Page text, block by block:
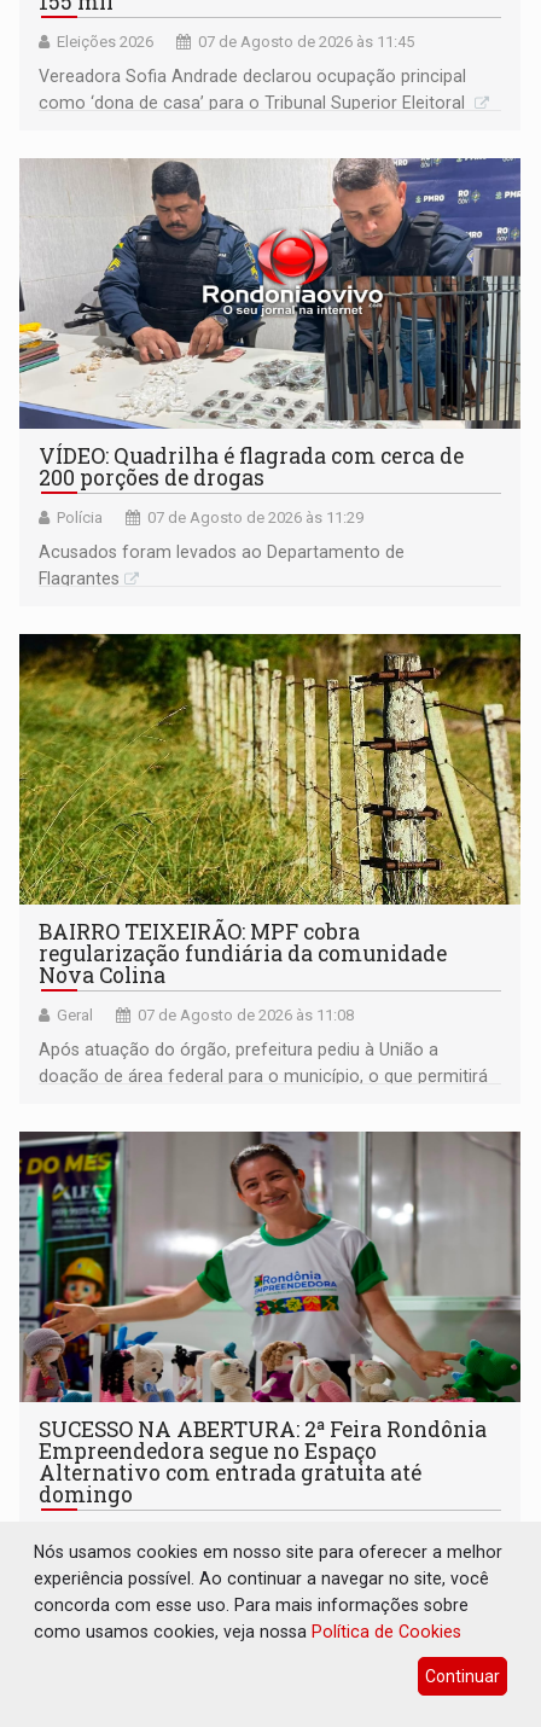
Eleições 2026 07 de Agosto de 2026 às 11:45
Vereadora Sofia Andrade declarou ocupação principal
como ‘dona de casa’ para o Tribunal Superior Eleitoral
VÍDEO: Quadrilha é flagrada com cerca de
200 porções de drogas
Polícia 07 de Agosto de 2026 às 11:29
Acusados foram levados ao Departamento de
Flagrantes
BAIRRO TEIXEIRÃO: MPF cobra
regularização fundiária da comunidade
Nova Colina
Geral 07 de Agosto de 2026 às 11:08
Após atuação do órgão, prefeitura pediu à União a
doação de área federal para o município, o que permitirá
SUCESSO NA ABERTURA: 2ª Feira Rondônia
Empreendedora segue no Espaço
Alternativo com entrada gratuita até
domingo
Programação reúne em um só lugar o melhor da
economia criativa do estado
Nós usamos cookies em nosso site para oferecer a melhor
experiência possível. Ao continuar a navegar no site, você
concorda com esse uso. Para mais informações sobre
como usamos cookies, veja nossa Política de Cookies
Continuar